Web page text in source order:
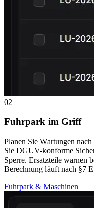
02
Fuhrpark im Griff
Planen Sie Wartungen
Sie DGUV-konforme
Sperre. Ersatzteile warnen
Berechnung läuft nach §7
Fuhrpark & Maschinen